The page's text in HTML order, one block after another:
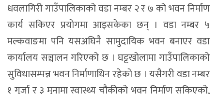
धवलागिरी गाउँपालिकाको वडा नम्बर २ र ७ को भवन निर्माण
कार्य सकिएर प्रयोगमा आइसकेका छन् । वडा नम्बर ५
मल्कवाङमा पनि यसअघिनै सामुदायिक भवन बनाएर वडा
कार्यालय सञ्चालन गरिएको छ । घट्टखोलामा गाउँपालिकाको
सुविधासम्पन्न भवन निर्माणाधिन रहेको छ । यसैगरी वडा नम्बर
१ गुर्जा र ३ मुनामा स्वास्थ्य चौकीको भवन निर्माण सकिएको,